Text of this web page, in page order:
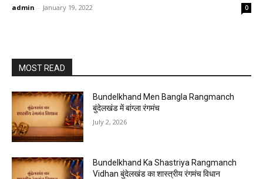
admin - January 19, 2022 0
MOST READ
Bundelkhand Men Bangla Rangmanch
बुंदेलखंड में बांग्ला रंगमंच
July 2, 2026
Bundelkhand Ka Shastriya Rangmanch
Vidhan बुंदेलखंड का शास्त्रीय रंगमंच विधान